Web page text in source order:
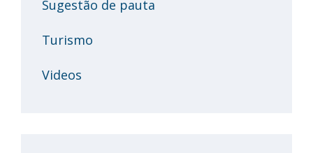
Sugestão de pauta
Turismo
Videos